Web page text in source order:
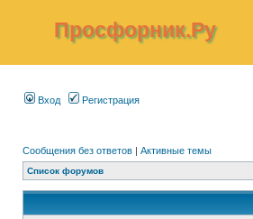
Просфорник.Ру
Вход Регистрация
Сообщения без ответов | Активные темы
Список форумов